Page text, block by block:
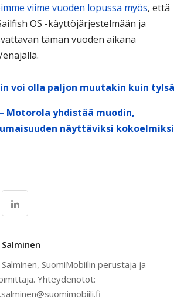
viime vuoden lopussa myös, että
OS -käyttöjärjestelmään ja
tämän vuoden aikana
voi olla paljon muutakin kuin tylsä
Motorola yhdistää muodin,
näyttäviksi kokoelmiksi
SuomiMobiilin perustaja ja
Yhteydenotot: